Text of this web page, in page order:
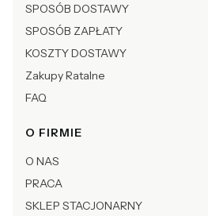
SPOSÓB DOSTAWY
SPOSÓB ZAPŁATY
KOSZTY DOSTAWY
Zakupy Ratalne
FAQ
O FIRMIE
O NAS
PRACA
SKLEP STACJONARNY